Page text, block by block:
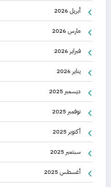
أبريل 2026
مارس 2026
فبراير 2026
يناير 2026
ديسمبر 2025
نوفمبر 2025
أكتوبر 2025
سبتمبر 2025
أغسطس 2025